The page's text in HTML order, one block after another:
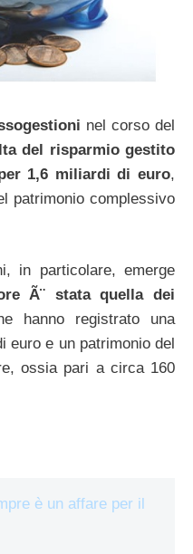
nel corso del
del risparmio gestito
1,6 miliardi di euro,
patrimonio complessivo
in particolare, emerge
Ã¨ stata quella dei
hanno registrato una
euro e un patrimonio del
ossia pari a circa 160
è un affare per il